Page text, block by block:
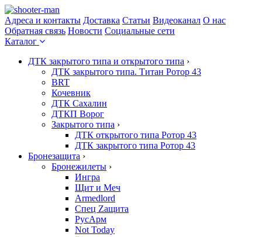
Адреса и контакты Доставка Статьи Видеоканал О нас
Обратная связь Новости Социальные сети
Каталог
ДТК закрытого типа и открытого типа ›
ДТК закрытого типа. Титан Ротор 43
BRT
Кочевник
ДТК Сахалин
ДТКП Ворог
Закрытого типа ›
ДТК открытого типа Ротор 43
ДТК закрытого типа Ротор 43
Бронезащита ›
Бронежилеты ›
Ингра
Щит и Меч
Armedlord
Спец Zащита
РусАрм
Not Today